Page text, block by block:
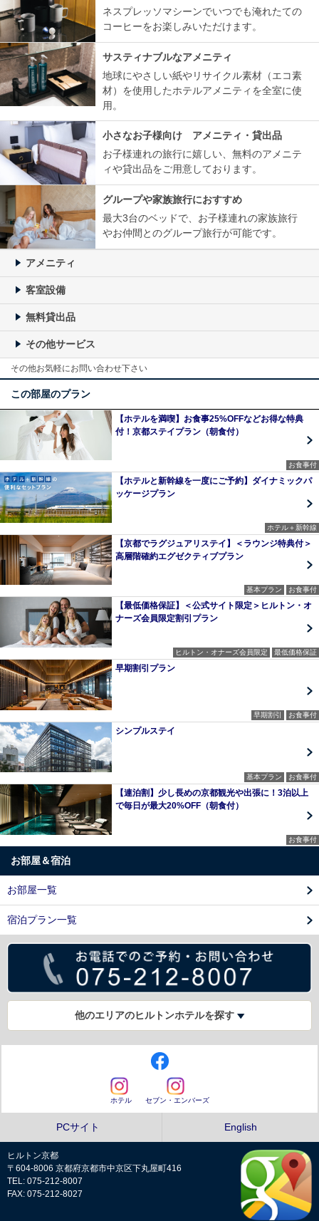
ネスプレッソマシーンでいつでも淹れたての
コーヒーをお楽しみいただけます。
サスティナブルなアメニティ
地球にやさしい紙やリサイクル素材（エコ素
材）を使用したホテルアメニティを全室に使
用。
小さなお子様向け アメニティ・貸出品
お子様連れの旅行に嬉しい、無料のアメニテ
ィや貸出品をご用意しております。
グループや家族旅行におすすめ
最大3台のベッドで、お子様連れの家族旅行
やお仲間とのグループ旅行が可能です。
アメニティ
客室設備
無料貸出品
その他サービス
その他お気軽にお問い合わせ下さい
この部屋のプラン
【ホテルを満喫】お食事25%OFFなどお得な特典
付！京都ステイプラン（朝食付）
お食事付
【ホテルと新幹線を一度にご予約】ダイナミックパ
ッケージプラン
ホテル＋新幹線
【京都でラグジュアリステイ】＜ラウンジ特典付＞
高層階確約エグゼクティブプラン
基本プラン お食事付
【最低価格保証】＜公式サイト限定＞ヒルトン・オ
ナーズ会員限定割引プラン
ヒルトン・オナーズ会員限定 最低価格保証
早期割引プラン
早期割引 お食事付
シンプルステイ
基本プラン お食事付
【連泊割】少し長めの京都観光や出張に！3泊以上
で毎日が最大20%OFF（朝食付）
お食事付
お部屋＆宿泊
お部屋一覧
宿泊プラン一覧
他のエリアのヒルトンホテルを探す
ホテル セブン・エンバーズ
PCサイト English
ヒルトン京都
〒604-8006 京都府京都市中京区下丸屋町416
TEL: 075-212-8007
FAX: 075-212-8027